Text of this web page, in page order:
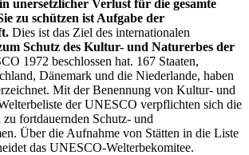
unersetzlicher Verlust für die gesamte
zu schützen ist Aufgabe der
Dies ist das Ziel des internationalen
Schutz des Kultur- und Naturerbes der
1972 beschlossen hat. 167 Staaten,
Dänemark und die Niederlande, haben
Mit der Benennung von Kultur- und
der UNESCO verpflichten sich die
zu fortdauernden Schutz- und
Über die Aufnahme von Stätten in die Liste
das UNESCO-Welterbekomitee.